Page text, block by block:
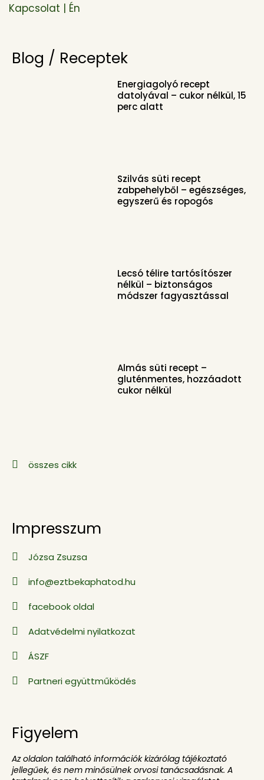
Kapcsolat | Én
Blog / Receptek
Energiagolyó recept
datolyával – cukor nélkül, 15
perc alatt
Szilvás süti recept
zabpehelyből – egészséges,
egyszerű és ropogós
Lecsó télire tartósítószer
nélkül – biztonságos
módszer fagyasztással
Almás süti recept –
gluténmentes, hozzáadott
cukor nélkül
összes cikk
Impresszum
Józsa Zsuzsa
info@eztbekaphatod.hu
facebook oldal
Adatvédelmi nyilatkozat
ÁSZF
Partneri együttműködés
Figyelem
Az oldalon található információk kizárólag tájékoztató
jellegűek, és nem minősülnek orvosi tanácsadásnak. A